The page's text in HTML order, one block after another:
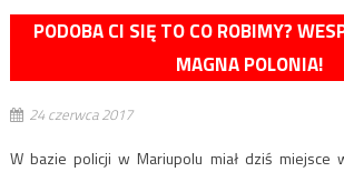
PODOBA CI SIĘ TO CO ROBIMY?
MAGNA POLONIA!
24 czerwca 2017
W bazie policji w Mariupolu miał dziś miejsce